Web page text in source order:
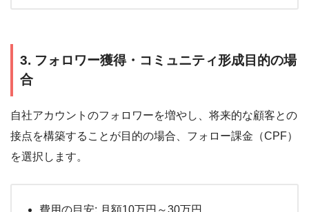
3. フォロワー獲得・コミュニティ形成目的の場
合
自社アカウントのフォロワーを増やし、将来的な顧客との
接点を構築することが目的の場合、フォロー課金（CPF）
を選択します。